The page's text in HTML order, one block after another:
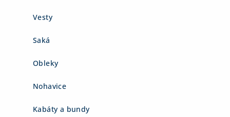
Vesty
Saká
Obleky
Nohavice
Kabáty a bundy